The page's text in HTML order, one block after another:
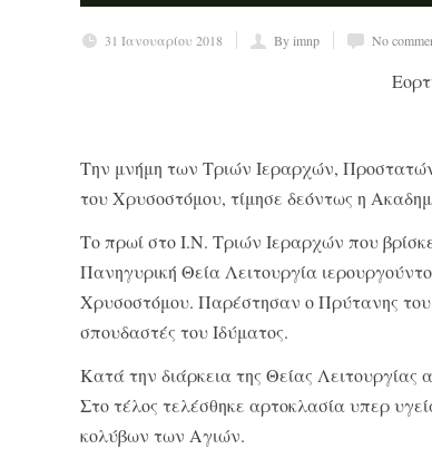
31 Ιανουαρίου 2018 By imnp No
Την μνήμη των Τριών Ιεραρχών,
του Χρυσοστόμου, τίμησε δεόντως η
Το πρωί στο Ι.Ν. Τριών Ιεραρχών που
Πανηγυρική Θεία Λειτουργία
Χρυσοστόμου. Παρέστησαν ο Πρύτανης του
σπουδαστές του Ιδύματος.
Κατά την διάρκεια της Θείας
Στο τέλος τελέσθηκε αρτοκλασία υπερ
κολύβων των Αγιών.